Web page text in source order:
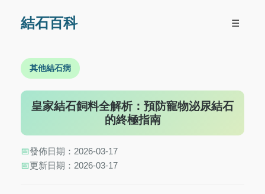
結石百科 ☰
其他結石病
皇家結石飼料全解析：預防寵物泌尿結石
的終極指南
📅發佈日期：2026-03-17
📅更新日期：2026-03-17